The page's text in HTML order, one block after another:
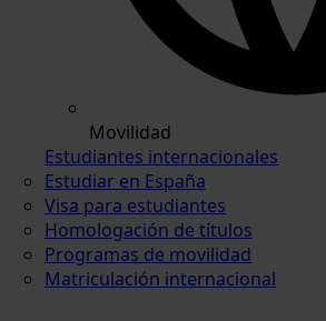
Movilidad
Estudiantes internacionales
Estudiar en España
Visa para estudiantes
Homologación de títulos
Programas de movilidad
Matriculación internacional